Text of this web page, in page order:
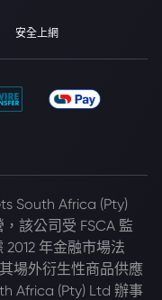
安全上網
South Africa (Pty)
該公司受 FSCA 監
年金融市場法
場外衍生性商品供應
Africa (Pty) Ltd 辦事